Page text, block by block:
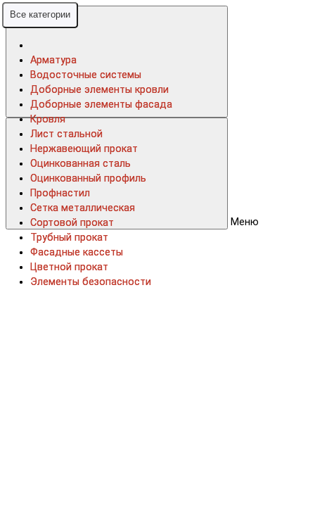
Меню
Все категории
Арматура
Водосточные системы
Доборные элементы кровли
Доборные элементы фасада
Кровля
Лист стальной
Нержавеющий прокат
Оцинкованная сталь
Оцинкованный профиль
Профнастил
Сетка металлическая
Сортовой прокат
Трубный прокат
Фасадные кассеты
Цветной прокат
Элементы безопасности
Все категории
Арматура
Водосточные системы
Доборные элементы кровли
Доборные элементы фасада
Кровля
Лист стальной
Нержавеющий прокат
Оцинкованная сталь
Оцинкованный профиль
Профнастил
Сетка металлическая
Сортовой прокат
Трубный прокат
Фасадные кассеты
Цветной прокат
Элементы безопасности